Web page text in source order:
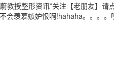
蔚教授整形资讯”关注【老朋友】
会羡慕嫉妒恨啊!hahaha。。。